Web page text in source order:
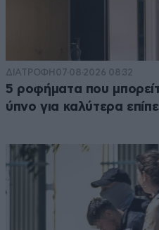
ΔΙΑΤΡΟΦΗ 07·08·2026 08:32
5 ροφήματα που
ύπνο για καλύτερα